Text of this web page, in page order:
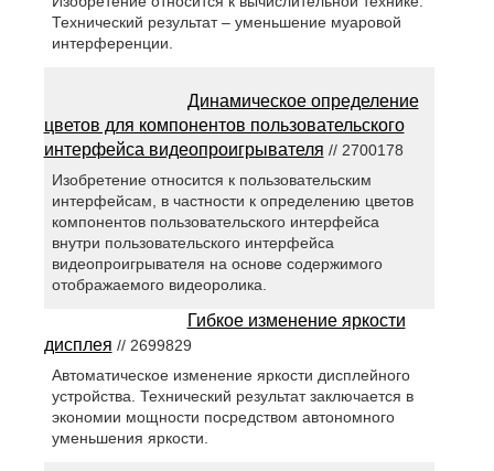
Технический результат – уменьшение муаровой
интерференции.
Динамическое определение
цветов для компонентов пользовательского
интерфейса видеопроигрывателя // 2700178
Изобретение относится к пользовательским
интерфейсам, в частности к определению цветов
компонентов пользовательского интерфейса
внутри пользовательского интерфейса
видеопроигрывателя на основе содержимого
отображаемого видеоролика.
Гибкое изменение яркости
дисплея // 2699829
Автоматическое изменение яркости дисплейного
устройства. Технический результат заключается в
экономии мощности посредством автономного
уменьшения яркости.